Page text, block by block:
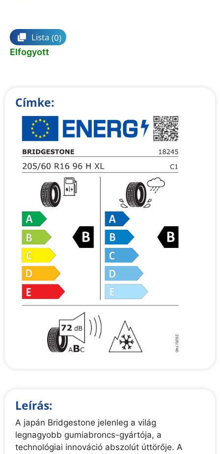
Lista (0)
Elfogyott
Címke:
Leírás:
A japán Bridgestone jelenleg a világ
legnagyobb gumiabroncs-gyártója, a
technológiai innováció abszolút úttörője. A